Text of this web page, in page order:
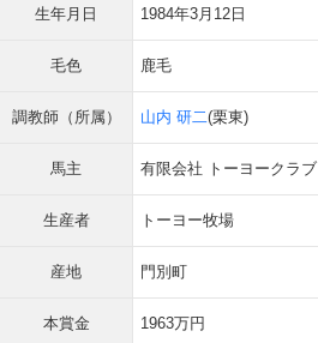
生年月日 1984年3月12日
毛色 鹿毛
調教師（所属） 山内 研二(栗東)
馬主 有限会社 トーヨークラブ
生産者 トーヨー牧場
産地 門別町
本賞金 1963万円